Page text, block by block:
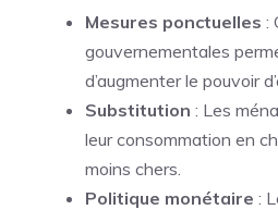
Mesures ponctuelles :
gouvernementales
d’augmenter le pouvoir
Substitution : Les
leur consommation en
moins chers.
Politique monétaire :